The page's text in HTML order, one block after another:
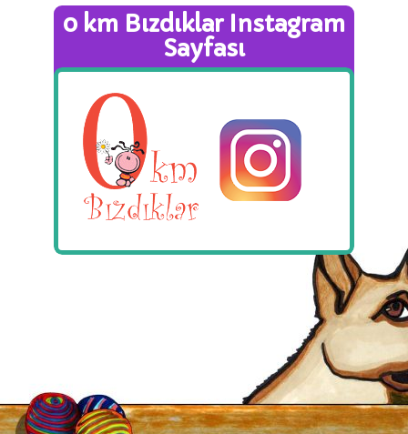
0 km Bızdıklar Instagram
Sayfası